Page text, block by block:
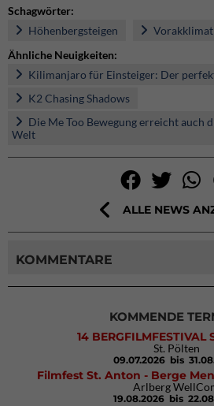
Schagwörter:
Höhenbergsteigen
Ähnliche Neuigkeiten:
Kilimanjaro für Einsteiger: Der
K2 Chasing Shadows
Die Me Too Bewegung erreicht auch
Welt
ALLE NEWS
KOMMENTARE
KOMMENDE
14 BERGFILMFESTIVAL
St. Pölten
09.07.2026 bis
Filmfest St. Anton - Berge
Arlberg
19.08.2026 bis